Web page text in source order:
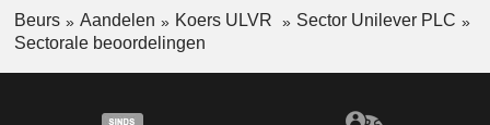
Beurs Aandelen Koers ULVR
Sector Unilever PLC
Sectorale beoordelingen